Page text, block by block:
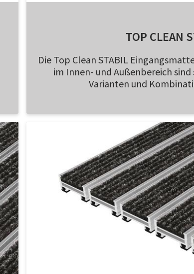
TOP CLEAN
Die Top Clean STABIL
im Innen- und Außenbereich
Varianten und